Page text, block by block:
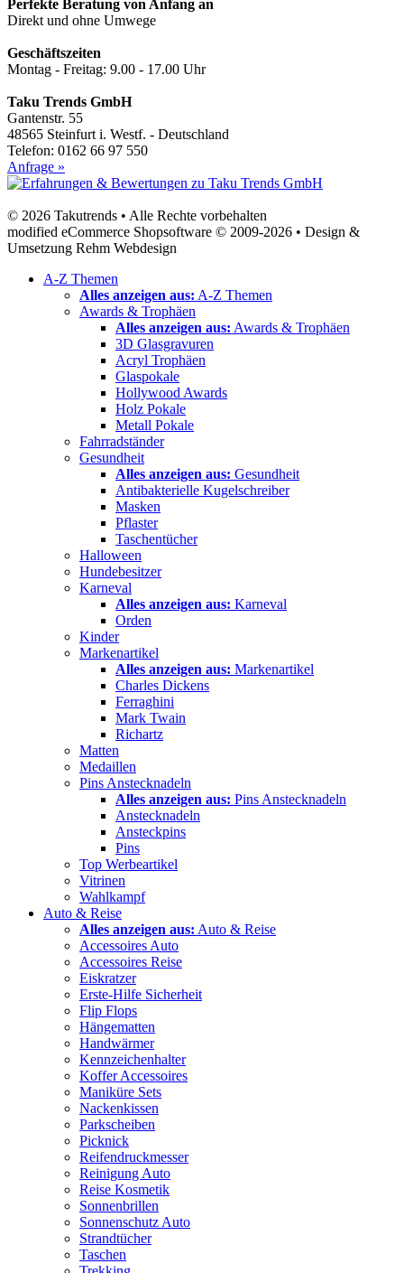
Perfekte Beratung von Anfang an
Direkt und ohne Umwege
Geschäftszeiten
Montag - Freitag: 9.00 - 17.00 Uhr
Taku Trends GmbH
Gantenstr. 55
48565 Steinfurt i. Westf. - Deutschland
Telefon: 0162 66 97 550
Anfrage »
© 2026 Takutrends • Alle Rechte vorbehalten
modified eCommerce Shopsoftware © 2009-2026 • Design &
Umsetzung Rehm Webdesign
A-Z Themen
Alles anzeigen aus: A-Z Themen
Awards & Trophäen
Alles anzeigen aus: Awards & Trophäen
3D Glasgravuren
Acryl Trophäen
Glaspokale
Hollywood Awards
Holz Pokale
Metall Pokale
Fahrradständer
Gesundheit
Alles anzeigen aus: Gesundheit
Antibakterielle Kugelschreiber
Masken
Pflaster
Taschentücher
Halloween
Hundebesitzer
Karneval
Alles anzeigen aus: Karneval
Orden
Kinder
Markenartikel
Alles anzeigen aus: Markenartikel
Charles Dickens
Ferraghini
Mark Twain
Richartz
Matten
Medaillen
Pins Anstecknadeln
Alles anzeigen aus: Pins Anstecknadeln
Anstecknadeln
Ansteckpins
Pins
Top Werbeartikel
Vitrinen
Wahlkampf
Auto & Reise
Alles anzeigen aus: Auto & Reise
Accessoires Auto
Accessoires Reise
Eiskratzer
Erste-Hilfe Sicherheit
Flip Flops
Hängematten
Handwärmer
Kennzeichenhalter
Koffer Accessoires
Maniküre Sets
Nackenkissen
Parkscheiben
Picknick
Reifendruckmesser
Reinigung Auto
Reise Kosmetik
Sonnenbrillen
Sonnenschutz Auto
Strandtücher
Taschen